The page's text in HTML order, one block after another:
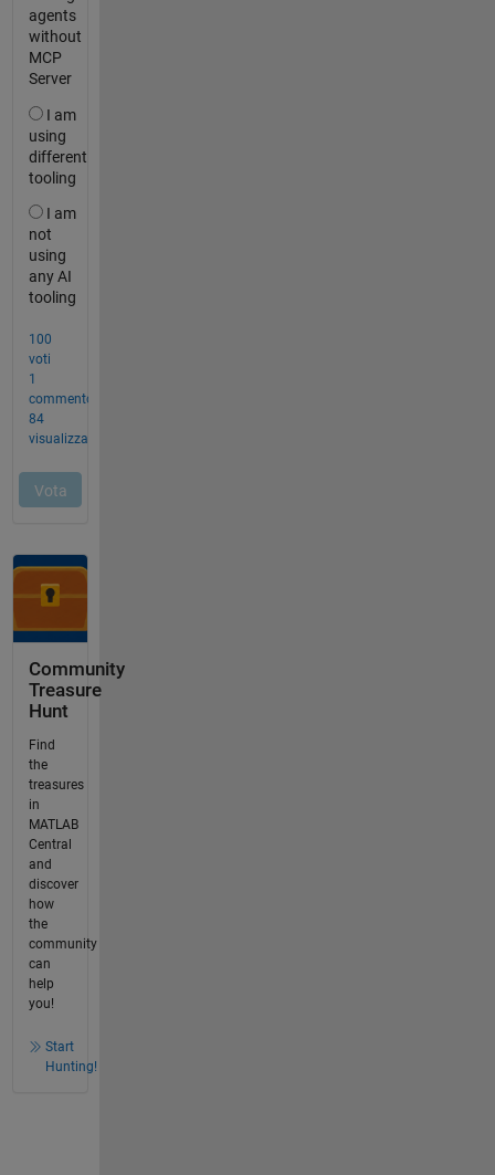
Community
Treasure
Hunt
Find
the
treasures
in
MATLAB
Central
and
discover
how
the
community
can
help
you!
Start
Hunting!